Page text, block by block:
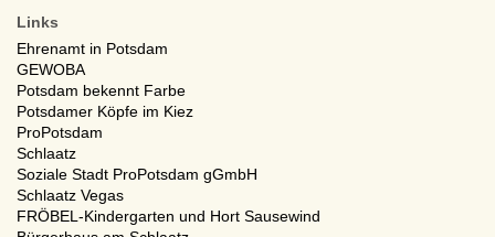
Links
Ehrenamt in Potsdam
GEWOBA
Potsdam bekennt Farbe
Potsdamer Köpfe im Kiez
ProPotsdam
Schlaatz
Soziale Stadt ProPotsdam gGmbH
Schlaatz Vegas
FRÖBEL-Kindergarten und Hort Sausewind